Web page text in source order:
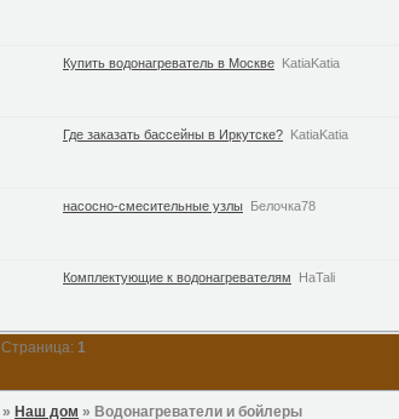
Купить водонагреватель в Москве KatiaKatia
Где заказать бассейны в Иркутске? KatiaKatia
насосно-смесительные узлы Белочка78
Комплектующие к водонагревателям
HaTali
Страница:1
» Наш дом » Водонагреватели и бойлеры